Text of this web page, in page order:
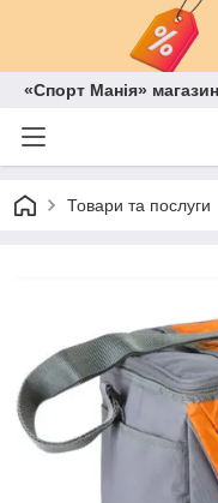
«Спорт Манія»
Товари та послуги